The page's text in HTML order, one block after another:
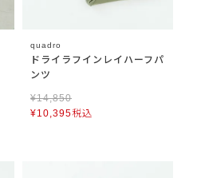
quadro
ドライラフインレイハーフパ
ンツ
¥14,850
¥10,395税込